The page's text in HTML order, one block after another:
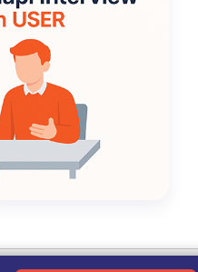
Privasi|Tentang Kami|